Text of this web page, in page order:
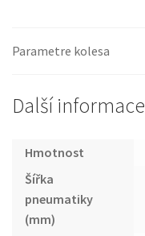
Parametre kolesa
Další informace
Hmotnost
Šířka
pneumatiky
(mm)